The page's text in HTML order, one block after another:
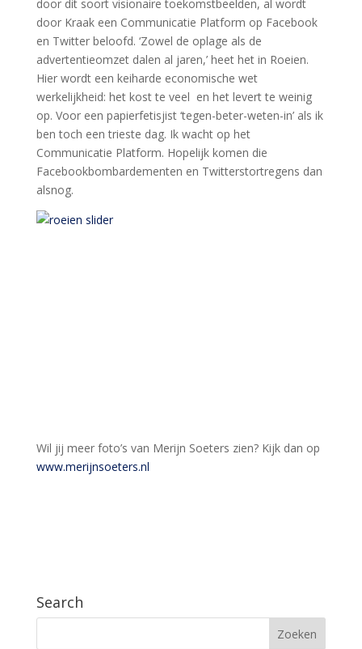
door dit soort visionaire toekomstbeelden, al wordt
door Kraak een Communicatie Platform op Facebook
en Twitter beloofd. ‘Zowel de oplage als de
advertentieomzet dalen al jaren,’ heet het in Roeien.
Hier wordt een keiharde economische wet
werkelijkheid: het kost te veel en het levert te weinig
op. Voor een papierfetisjist ‘tegen-beter-weten-in’ als ik
ben toch een trieste dag. Ik wacht op het
Communicatie Platform. Hopelijk komen die
Facebookbombardementen en Twitterstortregens dan
alsnog.
Wil jij meer foto’s van Merijn Soeters zien? Kijk dan op
www.merijnsoeters.nl
Search